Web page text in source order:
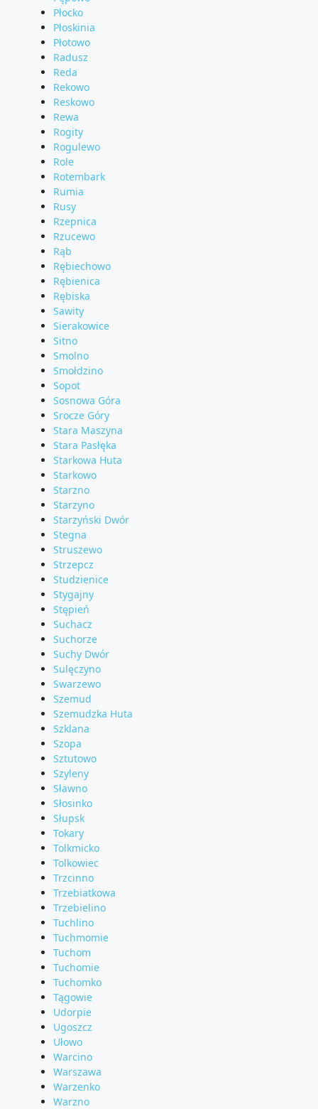
Płocko
Płoskinia
Płotowo
Radusz
Reda
Rekowo
Reskowo
Rewa
Rogity
Rogulewo
Role
Rotembark
Rumia
Rusy
Rzepnica
Rzucewo
Rąb
Rębiechowo
Rębienica
Rębiska
Sawity
Sierakowice
Sitno
Smolno
Smołdzino
Sopot
Sosnowa Góra
Srocze Góry
Stara Maszyna
Stara Pasłęka
Starkowa Huta
Starkowo
Starzno
Starzyno
Starzyński Dwór
Stegna
Struszewo
Strzepcz
Studzienice
Stygajny
Stępień
Suchacz
Suchorze
Suchy Dwór
Sulęczyno
Swarzewo
Szemud
Szemudzka Huta
Szklana
Szopa
Sztutowo
Szyleny
Sławno
Słosinko
Słupsk
Tokary
Tolkmicko
Tolkowiec
Trzcinno
Trzebiatkowa
Trzebielino
Tuchlino
Tuchmomie
Tuchom
Tuchomie
Tuchomko
Tągowie
Udorpie
Ugoszcz
Ułowo
Warcino
Warszawa
Warzenko
Warzno